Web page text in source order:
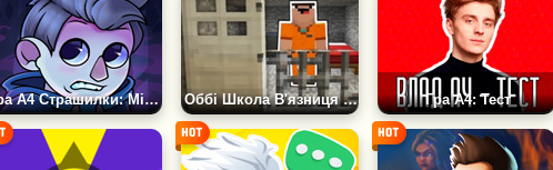
Гра А4 Страшилки: Місто Пригод Оббі Школа В'язниця Плейграунд Гра А4: Тест